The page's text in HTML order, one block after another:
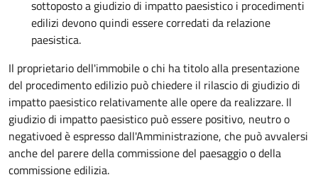
sottoposto a giudizio di impatto paesistico i procedimenti
edilizi devono quindi essere corredati da relazione
paesistica.
Il proprietario dell'immobile o chi ha titolo alla presentazione
del procedimento edilizio può chiedere il rilascio di giudizio di
impatto paesistico relativamente alle opere da realizzare. Il
giudizio di impatto paesistico può essere positivo, neutro o
negativoed è espresso dall'Amministrazione, che può avvalersi
anche del parere della commissione del paesaggio o della
commissione edilizia.